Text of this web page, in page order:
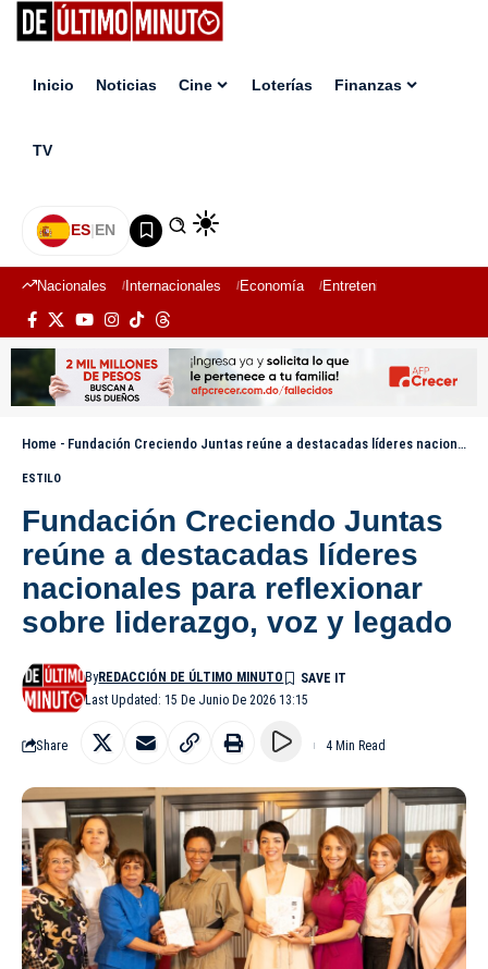
Inicio Noticias Cine Loterías Finanzas
TV
ES|EN
Nacionales Internacionales Economía Entretenimiento
Home - Fundación Creciendo Juntas reúne a destacadas líderes nacionales para reflexionar sobre liderazgo, voz y legado
ESTILO
Fundación Creciendo Juntas
reúne a destacadas líderes
nacionales para reflexionar
sobre liderazgo, voz y legado
Last Updated: 15 De Junio De 2026 13:15
ByREDACCIÓN DE ÚLTIMO MINUTO
Share 4 Min Read